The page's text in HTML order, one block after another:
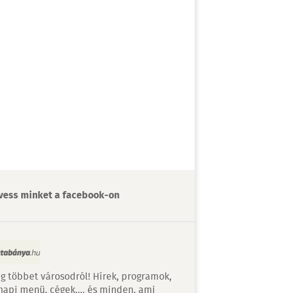
minket a facebook-on
többet városodról! Hírek, programok,